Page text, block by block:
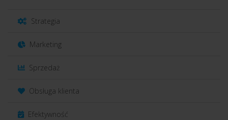
Strategia
Marketing
Sprzedaż
Obsługa klienta
Efektywność